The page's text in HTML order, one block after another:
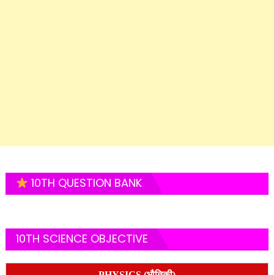
10TH QUESTION BANK
10TH SCIENCE OBJECTIVE